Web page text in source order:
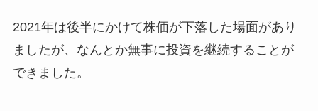
2021年は後半にかけて株価が下落した場面があり
ましたが、なんとか無事に投資を継続することが
できました。